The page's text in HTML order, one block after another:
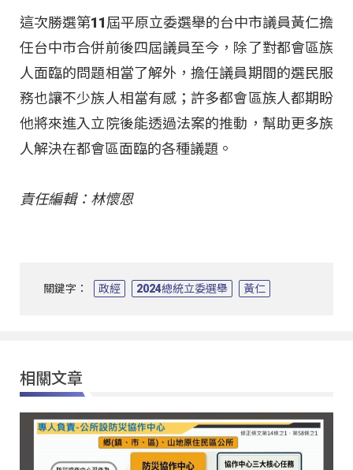
這次勝選第11屆平原立委選舉的台中市議員黃仁擔
任台中市合併前後四屆議員至今，除了對都會區族
人面臨的問題相當了解外，擔任議員期間的選民服
務也讓不少族人相當有感；許多都會區族人都期盼
他將來進入立院後能透過法案的推動，幫助更多族
人解決在都會區面臨的各種議題。
責任編輯：林懷恩
關鍵字： 政經 2024總統立委選舉 黃仁
相關文章